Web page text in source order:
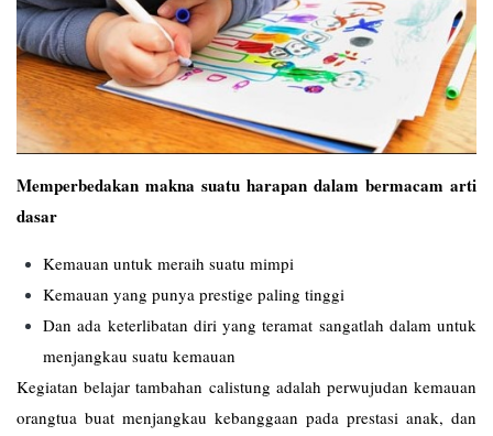
Memperbedakan makna suatu harapan dalam bermacam arti
dasar
Kemauan untuk meraih suatu mimpi
Kemauan yang punya prestige paling tinggi
Dan ada keterlibatan diri yang teramat sangatlah dalam untuk
menjangkau suatu kemauan
Kegiatan belajar tambahan calistung adalah perwujudan kemauan
orangtua buat menjangkau kebanggaan pada prestasi anak, dan